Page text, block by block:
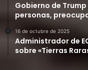
Gobierno de
personas,
16 de octubre de 2025
Administrador de
sobre «Tierras